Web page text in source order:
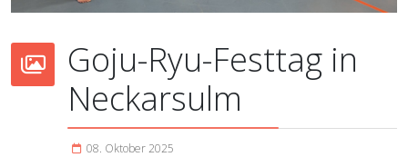
Goju-Ryu-Festtag in
Neckarsulm
08. Oktober 2025